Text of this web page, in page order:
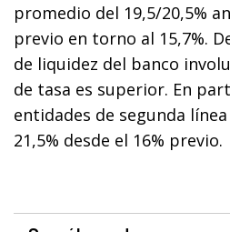
promedio del 19,5/20,5%
previo en torno al 15,7%.
de liquidez del banco
de tasa es superior. En
entidades de segunda
21,5% desde el 16% previo.